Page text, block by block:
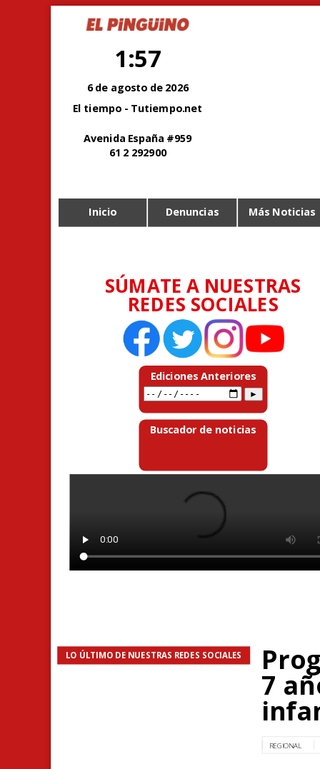
1:57
6 de agosto de 2026
El tiempo - Tutiempo.net
Avenida España #959
61 2 292900
Inicio Denuncias Más Noticias
SÚMATE A NUESTRAS
REDES SOCIALES
Ediciones Anteriores
Buscador de noticias
LO ÚLTIMO DE NUESTRAS REDES SOCIALES
7
REGIONAL